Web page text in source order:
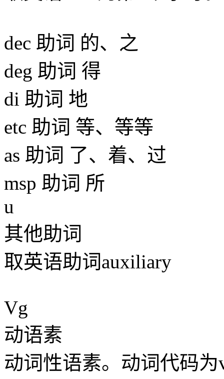
dec 助词 的、之
deg 助词 得
di 助词 地
etc 助词 等、等等
as 助词 了、着、过
msp 助词 所
u
其他助词
取英语助词auxiliary
Vg
动语素
动词性语素。动词代码